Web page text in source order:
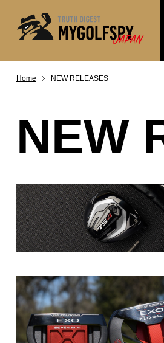
Home NEW RELEASES
NEW
MOST WANTED
HOW TO ゴルフ上達・実践テクニ
Golf News ゴルフニュース
REVIEWS 製品レビュー
DRIVERS ドライバー
HYBRIDS ハイブリッド
IRONS アイアン